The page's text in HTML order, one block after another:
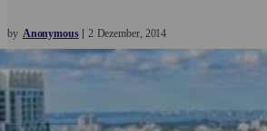
by Anonymous 2 Dezember 2014